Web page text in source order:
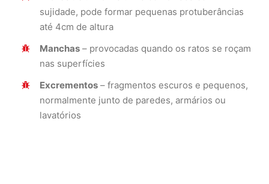
sujidade, pode formar pequenas protuberâncias
até 4cm de altura
Manchas – provocadas quando os ratos se roçam
nas superfícies
Excrementos – fragmentos escuros e pequenos,
normalmente junto de paredes, armários ou
lavatórios